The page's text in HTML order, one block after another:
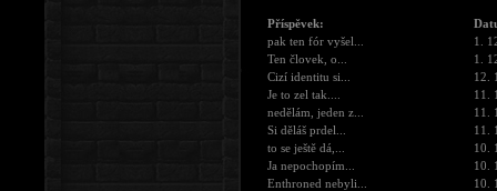
Příspěvek:
pak ten fór vyšel...
1.
Ten človek, o...
1.
Cizí identitu si...
12.
Je to zel tak....
11.
nedělám, jeden z...
11.
Si děláš prdel...
11.
to se ještě dá,...
10.
Ja nepochopím...
10.
Enthroned nebyli...
10.